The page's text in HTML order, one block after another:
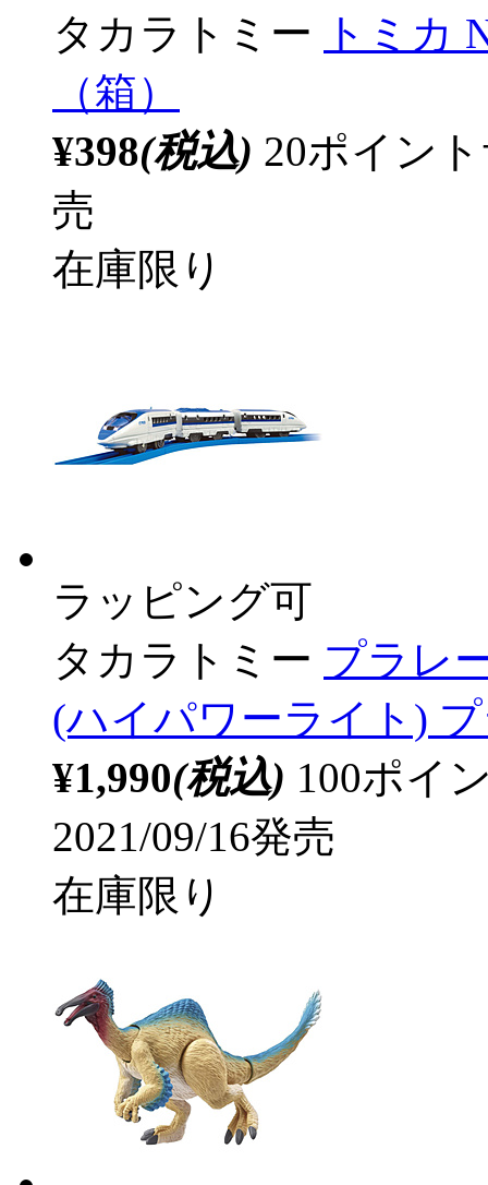
タカラトミー
トミカ
（箱）
¥398(税込) 20ポイン
売
在庫限り
ラッピング可
タカラトミー プラレ
(ハイパワーライト)
¥1,990(税込) 100ポイ
2021/09/16発売
在庫限り